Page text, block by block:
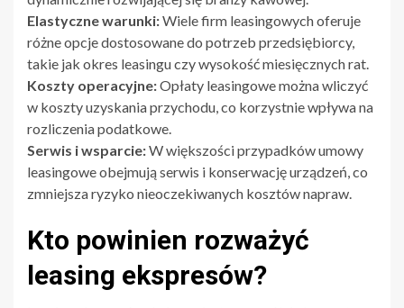
Elastyczne warunki:Wiele firm leasingowych oferuje
różne opcje dostosowane do potrzeb przedsiębiorcy,
takie jak okres leasingu czy wysokość miesięcznych rat.
Koszty operacyjne:Opłaty leasingowe można wliczyć
w koszty uzyskania przychodu, co korzystnie wpływa na
rozliczenia podatkowe.
Serwis i wsparcie:W większości przypadków umowy
leasingowe obejmują serwis i konserwację urządzeń, co
zmniejsza ryzyko nieoczekiwanych kosztów napraw.
Kto powinien rozważyć
leasing ekspresów?